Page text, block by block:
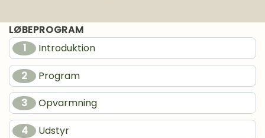
LØBEPROGRAM
1
Introduktion
2 Program
3 Opvarmning
4 Udstyr